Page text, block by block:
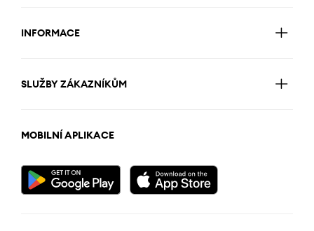
INFORMACE
SLUŽBY ZÁKAZNÍKŮM
MOBILNÍ APLIKACE